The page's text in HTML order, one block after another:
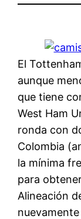
El
aunque
que tiene
West Ham
ronda con
Colombia
la mínima
para
Alineación